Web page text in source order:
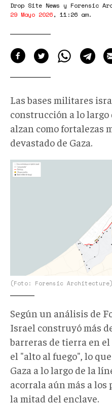
Drop Site News y Forensic
29 Mayo 2026, 11:26 am.
Las bases militares
construcción a lo
alzan como fortalezas
devastado de Gaza.
(Foto: Forensic Architecture)
Según un análisis de
Israel construyó más
barreras de tierra en
el "alto al fuego", lo
Gaza a lo largo de la
acorrala aún más a los
la mitad del enclave.